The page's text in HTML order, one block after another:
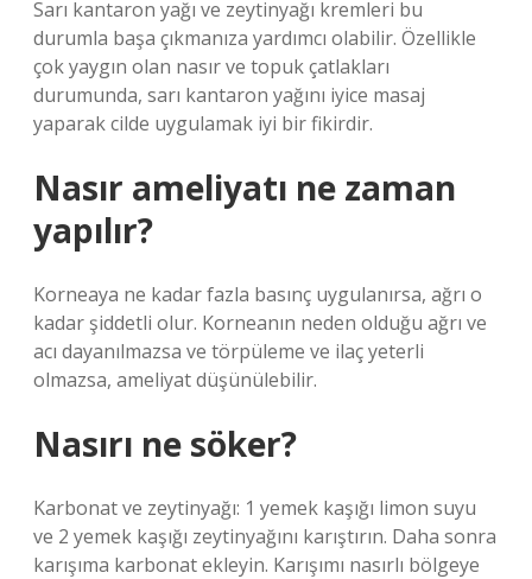
Sarı kantaron yağı ve zeytinyağı kremleri bu
durumla başa çıkmanıza yardımcı olabilir. Özellikle
çok yaygın olan nasır ve topuk çatlakları
durumunda, sarı kantaron yağını iyice masaj
yaparak cilde uygulamak iyi bir fikirdir.
Nasır ameliyatı ne zaman
yapılır?
Korneaya ne kadar fazla basınç uygulanırsa, ağrı o
kadar şiddetli olur. Korneanın neden olduğu ağrı ve
acı dayanılmazsa ve törpüleme ve ilaç yeterli
olmazsa, ameliyat düşünülebilir.
Nasırı ne söker?
Karbonat ve zeytinyağı: 1 yemek kaşığı limon suyu
ve 2 yemek kaşığı zeytinyağını karıştırın. Daha sonra
karışıma karbonat ekleyin. Karışımı nasırlı bölgeye